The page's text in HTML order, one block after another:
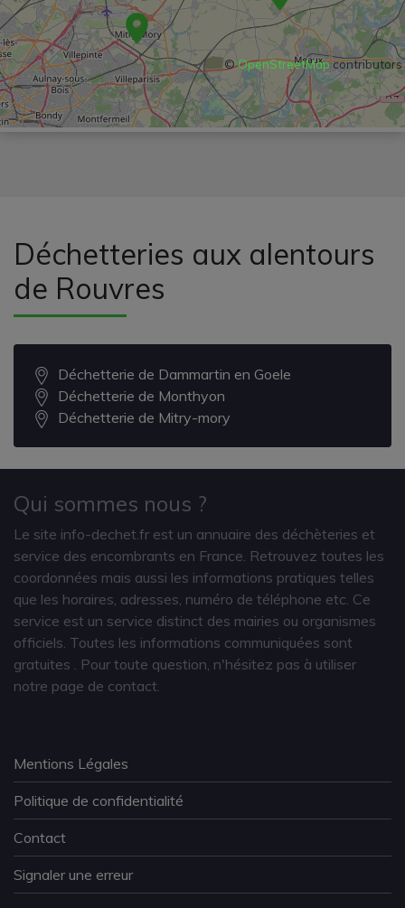
©OpenStreetMapcontributors
Déchetteries aux alentours
de Rouvres
Déchetterie de Dammartin en Goele
Déchetterie de Monthyon
Déchetterie de Mitry-mory
Qui sommes nous ?
Le site info-dechet.fr est un annuaire des déchèteries et
service des encombrants en France. Retrouvez toutes les
coordonnées mais aussi les informations pratiques telles
que les horaires, adresses, numéro de téléphone etc. Ce
service est un service distinct des mairies ou organismes
officiels. Toutes les informations communiquées sont
gratuites
. Pour toute question, n'hésitez pas à utiliser
notre page de contact.
Mentions Légales
Politique de confidentialité
Contact
Signaler une erreur